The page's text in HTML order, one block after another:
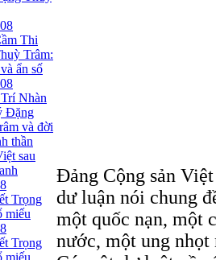
Thi
Trâm:
ẩn số
Nhàn
Ðặng
và đời
thần
sau
Trọng
miếu
Trọng
miếu
Đảng Cộng sản
dư luận nói chung
một quốc nạn, một
nước, một ung